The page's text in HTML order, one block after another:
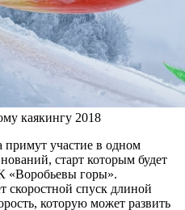
каякингу 2018
участие в одном
старт которым будет
«Воробьевы горы».
скоростной спуск длиной
которую может развить